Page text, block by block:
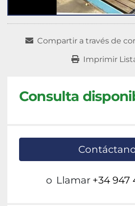
Compartir a través de
Imprimir
Consulta
o Llamar +34 947